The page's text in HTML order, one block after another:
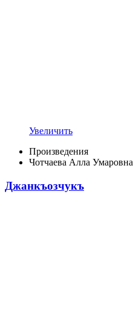
Увеличить
Произведения
Чотчаева Алла Умаровна
Джанкъозчукъ